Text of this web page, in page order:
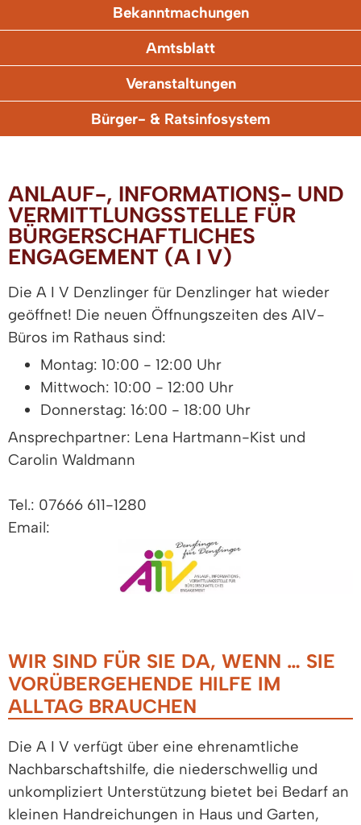
Bekanntmachungen
Amtsblatt
Veranstaltungen
Bürger- & Ratsinfosystem
ANLAUF-, INFORMATIONS- UND
VERMITTLUNGSSTELLE FÜR
BÜRGERSCHAFTLICHES
ENGAGEMENT (A I V)
Die A I V Denzlinger für Denzlinger hat wieder
geöffnet! Die neuen Öffnungszeiten des AIV-
Büros im Rathaus sind:
Montag: 10:00 - 12:00 Uhr
Mittwoch: 10:00 - 12:00 Uhr
Donnerstag: 16:00 - 18:00 Uhr
Ansprechpartner: Lena Hartmann-Kist und
Carolin Waldmann
Tel.: 07666 611-1280
Email:
WIR SIND FÜR SIE DA, WENN … SIE
VORÜBERGEHENDE HILFE IM
ALLTAG BRAUCHEN
Die A I V verfügt über eine ehrenamtliche
Nachbarschaftshilfe, die niederschwellig und
unkompliziert Unterstützung bietet bei Bedarf an
kleinen Handreichungen in Haus und Garten,